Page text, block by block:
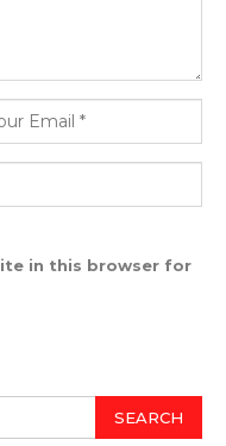
in this browser for